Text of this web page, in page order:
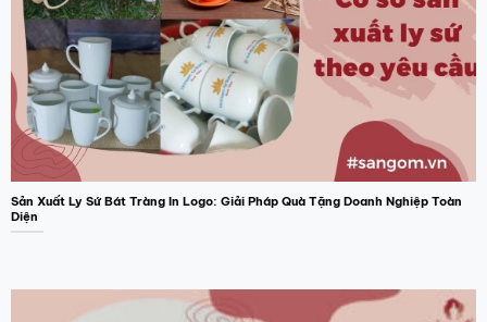
Sản Xuất Ly Sứ Bát Tràng In Logo: Giải Pháp Quà Tặng Doanh Nghiệp Toàn
Diện